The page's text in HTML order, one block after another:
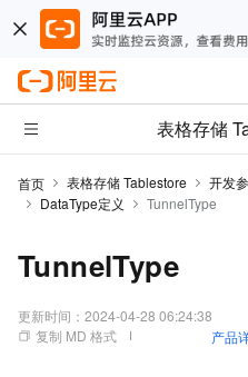
表格存储
首页 表格存储 Tablestore 开发
DataType定义
TunnelType
TunnelType
更新时间： 2024-04-28 06:24:38
复制 MD 格式
产品